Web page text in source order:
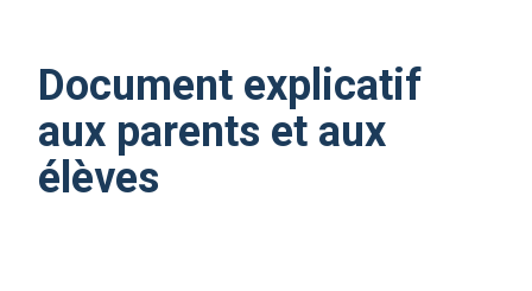
Document explicatif
aux parents et aux
élèves